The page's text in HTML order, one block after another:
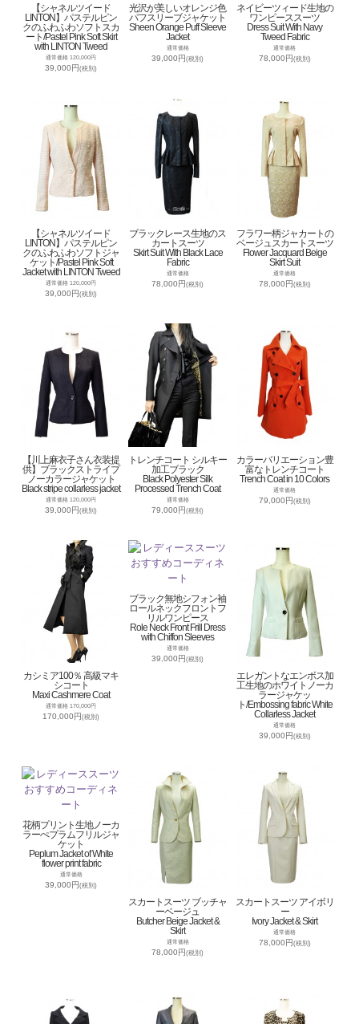
【シャネルツイード
LINTON】パステルピン
クのふわふわソフトスカ
ート/Pastel Pink Soft Skirt
with LINTON Tweed
通常価格 120,000円
39,000円(税別)
光沢が美しいオレンジ色
パフスリーブジャケット
Sheen Orange Puff Sleeve
Jacket
通常価格
39,000円(税別)
ネイビーツィード生地の
ワンピーススーツ
Dress Suit With Navy
Tweed Fabric
通常価格
78,000円(税別)
【シャネルツイード
LINTON】パステルピン
クのふわふわソフトジャ
ケット/Pastel Pink Soft
Jacket with LINTON Tweed
通常価格 120,000円
39,000円(税別)
ブラックレース生地のス
カートスーツ
Skirt Suit With Black Lace
Fabric
通常価格
78,000円(税別)
フラワー柄ジャカートの
ベージュスカートスーツ
Flower Jacquard Beige
Skirt Suit
通常価格
78,000円(税別)
【川上麻衣子さん衣装提
供】ブラックストライプ
ノーカラージャケット
Black stripe collarless jacket
通常価格 120,000円
39,000円(税別)
トレンチコート シルキー
加工ブラック
Black Polyester Silk
Processed Trench Coat
通常価格
79,000円(税別)
カラーバリエーション豊
富なトレンチコート
Trench Coat in 10 Colors
通常価格
79,000円(税別)
カシミア100％ 高級マキ
シコート
Maxi Cashmere Coat
通常価格 170,000円
170,000円(税別)
ブラック無地シフォン袖
ロールネックフロントフ
リルワンピース
Role Neck Front Frill Dress
with Chiffon Sleeves
通常価格
39,000円(税別)
エレガントなエンボス加
工生地のホワイトノーカ
ラージャケッ
ト/Embossing fabric White
Collarless Jacket
通常価格
39,000円(税別)
花柄プリント生地ノーカ
ラーぺプラムフリルジャ
ケット
Peplum Jacket of White
flower print fabric
通常価格
39,000円(税別)
スカートスーツ ブッチャ
ーベージュ
Butcher Beige Jacket &
Skirt
通常価格
78,000円(税別)
スカートスーツ アイボリ
ー
Ivory Jacket & Skirt
通常価格
78,000円(税別)